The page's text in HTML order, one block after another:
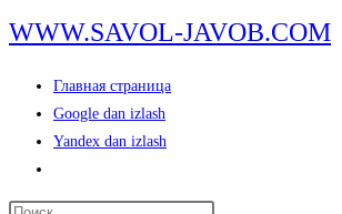
Перейти
к
содержимому
WWW.SAVOL-JAVOB.COM
Главная страница
Google dan izlash
Yandex dan izlash